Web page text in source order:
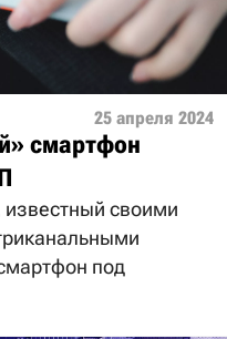
25 апреля 2024
смартфон
известный своими
под